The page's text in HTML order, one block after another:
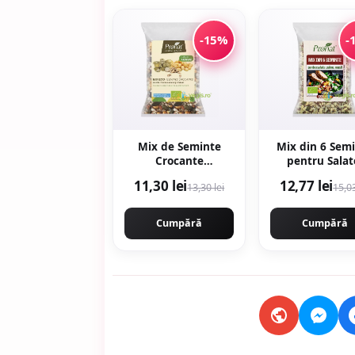
-15%
Mix de Seminte
Crocante
11,30 lei13,30 lei
Cumpără
-
Mix din 6
pentru
Ecologic/Bio
12,77 lei
Cumpără